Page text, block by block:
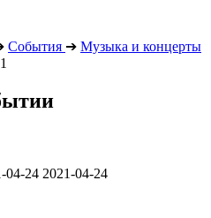
События ➔ Музыка и концерты
04-24 2021-04-24